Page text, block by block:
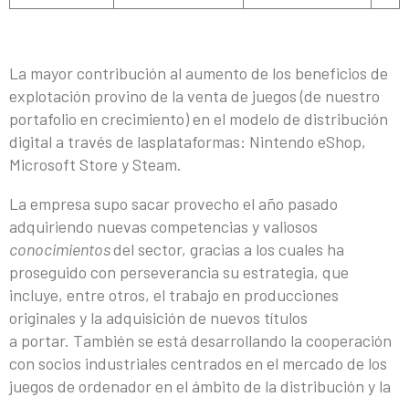
La mayor contribución al aumento de los beneficios de
explotación provino de la venta de juegos (de nuestro
portafolio en crecimiento) en el modelo de distribución
digital a través de lasplataformas: Nintendo eShop,
Microsoft Store y Steam.
La empresa supo sacar provecho el año pasado
adquiriendo nuevas competencias y valiosos
conocimientosdel sector, gracias a los cuales ha
proseguido con perseverancia su estrategia, que
incluye, entre otros, el trabajo en producciones
originales y la adquisición de nuevos títulos
a portar. También se está desarrollando la cooperación
con socios industriales centrados en el mercado de los
juegos de ordenador en el ámbito de la distribución y la